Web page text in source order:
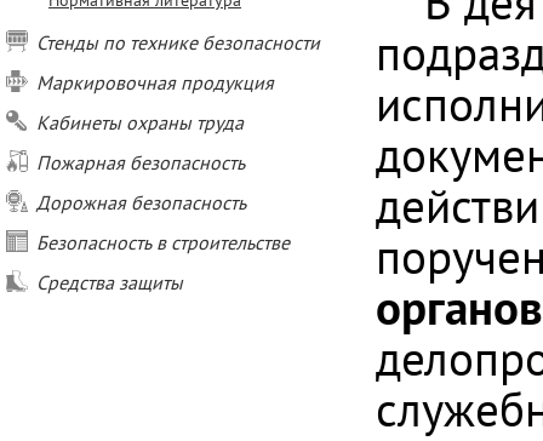
Стенды по технике безопасности
Маркировочная продукция
Кабинеты охраны труда
Пожарная безопасность
Дорожная безопасность
Безопасность в строительстве
Средства защиты
органов